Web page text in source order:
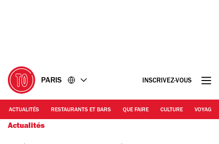
PARIS INSCRIVEZ-VOUS
ACTUALITÉS RESTAURANTS ET BARS QUE FAIRE CULTURE VOYAGE
Actualités